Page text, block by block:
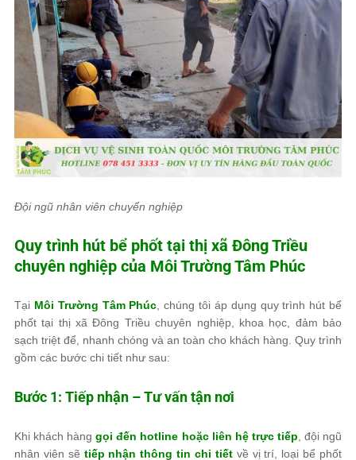
Đội ngũ nhân viên chuyển nghiệp
Quy trình hút bể phốt tại thị xã Đông Triều
chuyên nghiệp của Môi Trường Tâm Phúc
Tại Môi Trường Tâm Phúc , chúng tôi áp dụng quy trình hút bể
phốt tại thị xã Đông Triều chuyên nghiệp, khoa học, đảm bảo
sạch triệt để, nhanh chóng và an toàn cho khách hàng. Quy trình
gồm các bước chi tiết như sau:
Bước 1: Tiếp nhận – Tư vấn tận nơi
Khi khách hànggọi đến hotline hoặc liên hệ trực tiếp , đội ngũ
nhân viên sẽ tiếp nhận thông tin chi tiếtvề vị trí, loại bể phốt